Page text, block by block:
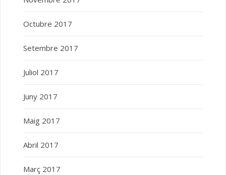
Octubre 2017
Setembre 2017
Juliol 2017
Juny 2017
Maig 2017
Abril 2017
Març 2017